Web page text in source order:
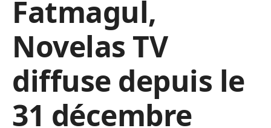
Fatmagul,
Novelas TV
diffuse depuis le
31 décembre